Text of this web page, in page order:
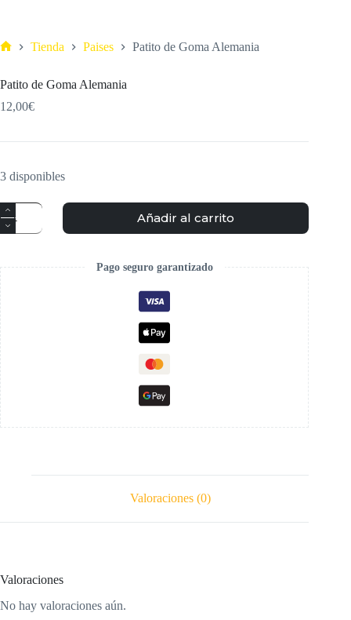
Tienda Paises Patito de Goma Alemania
Patito de Goma Alemania
12,00€
3 disponibles
Añadir al carrito
Pago seguro garantizado
Valoraciones (0)
Valoraciones
No hay valoraciones aún.